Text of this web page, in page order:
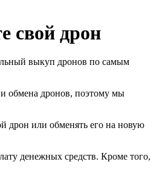
свой дрон
выкуп дронов по самым
обмена дронов, поэтому мы
дрон или обменять его на новую
денежных средств. Кроме того,